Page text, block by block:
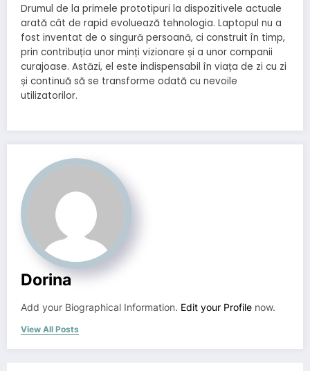
Drumul de la primele prototipuri la dispozitivele actuale
arată cât de rapid evoluează tehnologia. Laptopul nu a
fost inventat de o singură persoană, ci construit în timp,
prin contribuția unor minți vizionare și a unor companii
curajoase. Astăzi, el este indispensabil în viața de zi cu zi
și continuă să se transforme odată cu nevoile
utilizatorilor.
Dorina
Add your Biographical Information. Edit your Profile now.
View All Posts